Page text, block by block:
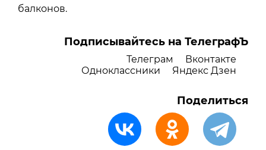
балконов.
Подписывайтесь на ТелеграфЪ
Телеграм
Вконтакте
Одноклассники
Яндекс Дзен
Поделиться